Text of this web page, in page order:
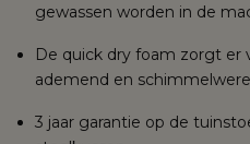
gewassen worden in de
De quick dry foam zorgt er
ademend en
3 jaar garantie op de